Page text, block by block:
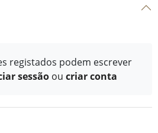
registados podem escrever
sessão ou criar conta